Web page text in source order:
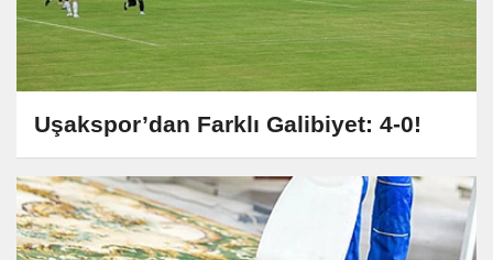
Uşakspor’dan Farklı Galibiyet: 4-0!